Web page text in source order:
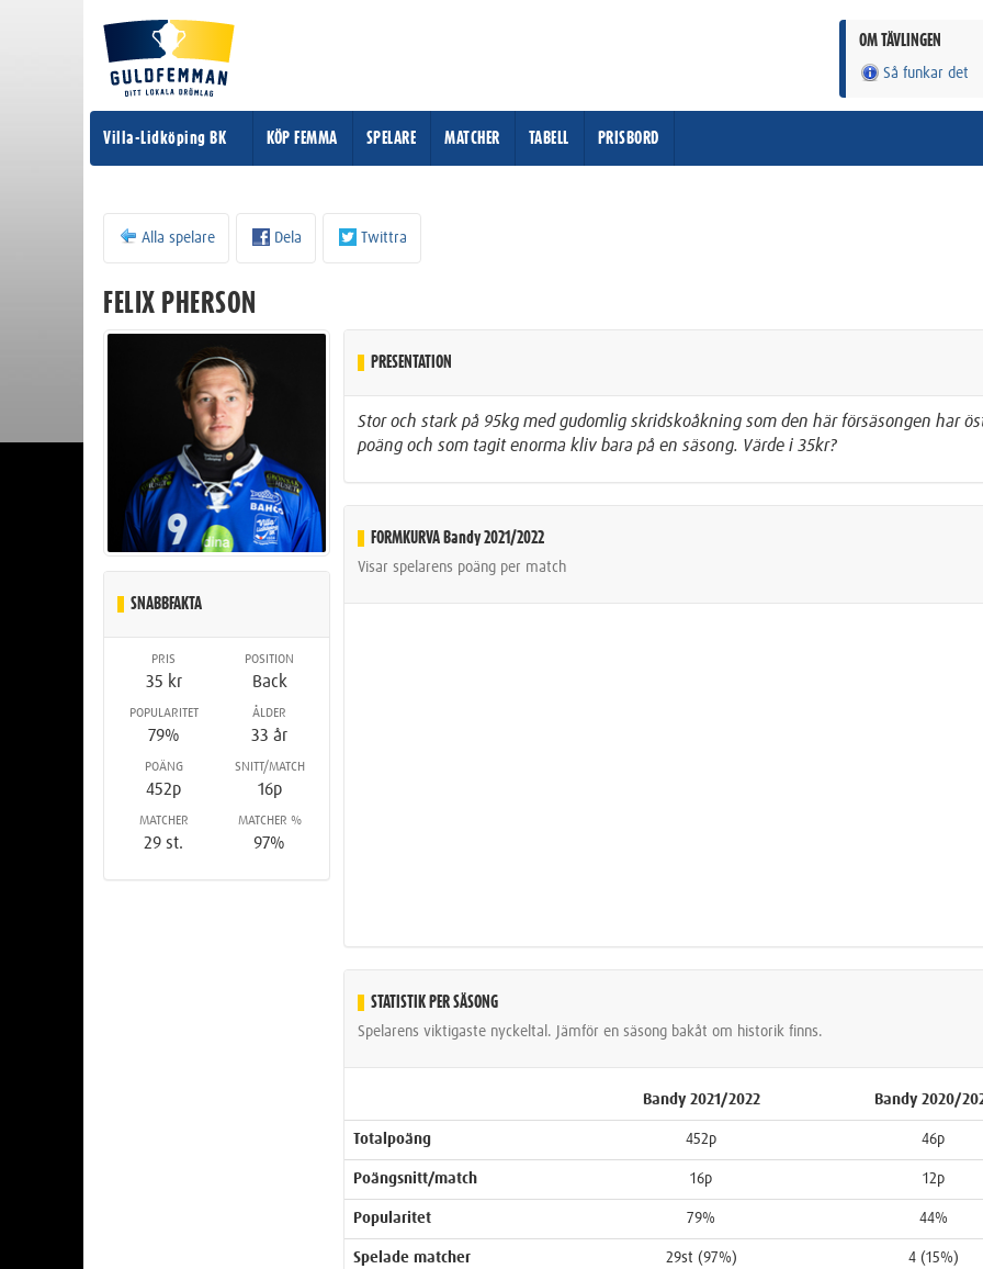
OM TÄVLINGEN
Så funkar det
Villa-Lidköping BK KÖP FEMMA SPELARE MATCHER TABELL PRISBORD
Alla spelare Dela Twittra
FELIX PHERSON
SNABBFAKTA
PRIS
35 kr
POPULARITET
79%
POÄNG
452p
MATCHER
29 st.
POSITION
Back
ÅLDER
33 år
SNITT/MATCH
16p
MATCHER %
97%
PRESENTATION
Stor och stark på 95kg med gudomlig skridskoåkning som den här försäsongen har
poäng och som tagit enorma kliv bara på en säsong. Värde i 35kr?
FORMKURVA Bandy 2021/2022
Visar spelarens poäng per match
STATISTIK PER SÄSONG
Spelarens viktigaste nyckeltal. Jämför en säsong bakåt om historik finns.
Bandy 2021/2022 Bandy 2020/
Totalpoäng 452p 46p
Poängsnitt/match 16p 12p
Popularitet 79% 44%
Spelade matcher 29st (97%) 4 (15%)